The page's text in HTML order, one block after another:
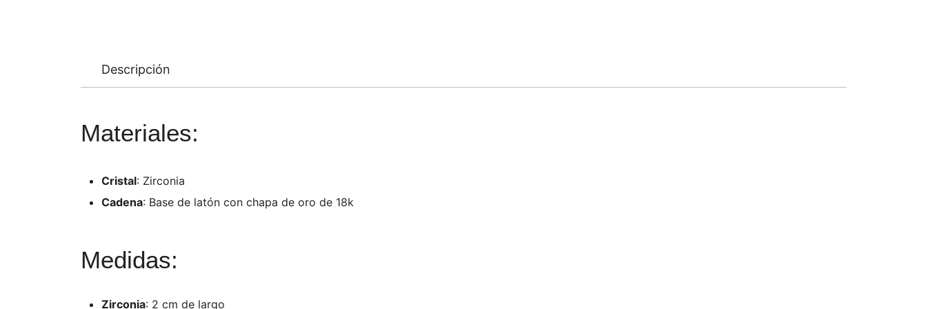
Descripción
Materiales:
Cristal: Zirconia
Cadena: Base de latón con chapa de oro de 18k
Medidas:
Zirconia: 2 cm de largo